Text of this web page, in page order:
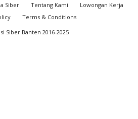
Siber Tentang Kami
Lowongan Kerja
Terms & Conditions
Siber Banten 2016-2025